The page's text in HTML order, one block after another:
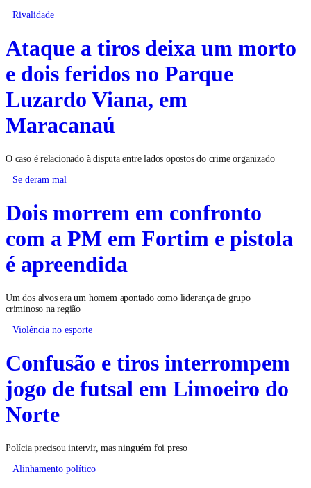
Rivalidade
Ataque a tiros deixa um morto
e dois feridos no Parque
Luzardo Viana, em
Maracanaú
O caso é relacionado à disputa entre lados opostos do crime organizado
Se deram mal
Dois morrem em confronto
com a PM em Fortim e pistola
é apreendida
Um dos alvos era um homem apontado como liderança de grupo
criminoso na região
Violência no esporte
Confusão e tiros interrompem
jogo de futsal em Limoeiro do
Norte
Polícia precisou intervir, mas ninguém foi preso
Alinhamento político